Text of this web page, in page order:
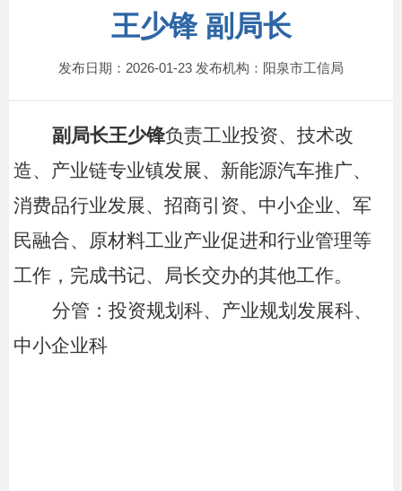
王少锋 副局长
发布日期：2026-01-23 发布机构：阳泉市工信局
副局长王少锋负责工业投资、技术改
造、产业链专业镇发展、新能源汽车推广、
消费品行业发展、招商引资、中小企业、军
民融合、原材料工业产业促进和行业管理等
工作，完成书记、局长交办的其他工作。
分管：投资规划科、产业规划发展科、
中小企业科